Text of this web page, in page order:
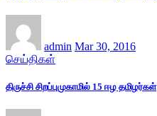
admin Mar 30, 2016
செய்திகள்
திருச்சி சிறப்புமுகாமில் 15 ஈழ தமிழர்கள்